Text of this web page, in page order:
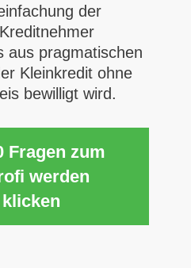
der
aus pragmatischen
Kleinkredit ohne
bewilligt wird.
Fragen zum
werden